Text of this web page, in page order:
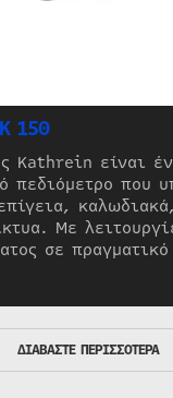
150
Kathrein είναι
πεδιόμετρο που
Με
σε
ΔΙΑΒΑΣΤΕ ΠΕΡΙΣΣΟΤΕΡΑ